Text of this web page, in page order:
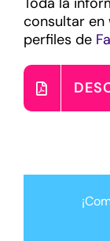
consultar en
perfiles de